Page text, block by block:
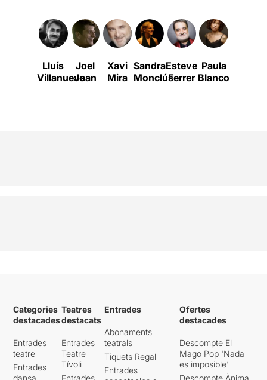
Lluís
Villanueva
Joel
Joan
Xavi
Mira
Sandra
Monclús
Esteve
Ferrer
Paula
Blanco
Categories
destacades
Entrades
teatre
Entrades
Teatres
destacats
Entrades
Teatre
Tívoli
Entrades
Abonaments
teatrals
Tiquets Regal
Entrades
Ofertes
destacades
Descompte El
Mago Pop 'Nada
es imposible'